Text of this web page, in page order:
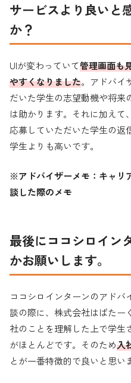
サービスより良いと
か？
UIが変わっていて管理画面も
やすくなりました。アドバイ
だいた学生の志望動機や将来
は助かります。それに加えて
応募していただいた学生の返
学生よりも高いです。
※アドバイザーメモ：キャリ
談した際のメモ
最後にココシロイン
かお願いします。
ココシロインターンのアド
談の際に、株式会社はばたー
社のことを理解した上で学生
がほとんどです。そのため入
とが一番特徴的で良いと思い